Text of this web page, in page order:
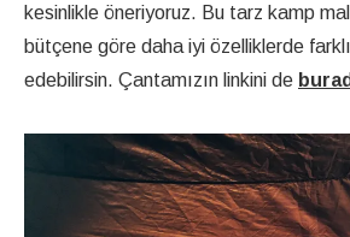
kesinlikle öneriyoruz. Bu tarz kamp
bütçene göre daha iyi özelliklerde
edebilirsin. Çantamızın linkini de